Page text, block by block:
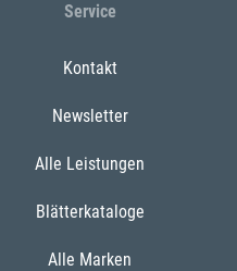
Service
Kontakt
Newsletter
Alle Leistungen
Blätterkataloge
Alle Marken